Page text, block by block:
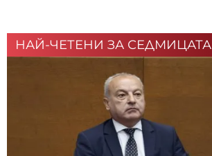
НАЙ-ЧЕТЕНИ ЗА СЕДМИЦАТА